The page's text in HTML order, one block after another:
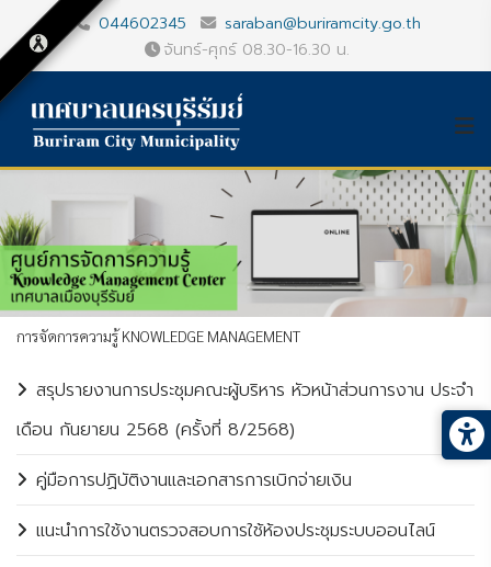
044602345
saraban@buriramcity.go.th
จันทร์-ศุกร์ 08.30-16.30 น.
การจัดการความรู้ KNOWLEDGE MANAGEMENT
สรุปรายงานการประชุมคณะผู้บริหาร หัวหน้าส่วนการงาน ประจำ
เดือน กันยายน 2568 (ครั้งที่ 8/2568)
คู่มือการปฏิบัติงานและเอกสารการเบิกจ่ายเงิน
แนะนำการใช้งานตรวจสอบการใช้ห้องประชุมระบบออนไลน์